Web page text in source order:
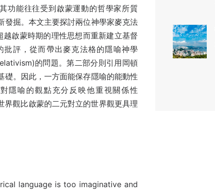
功能往往受到啟蒙運動的哲學家所質
發掘。本文主要探討兩位神學家麥克法
啟蒙時期的理性思想而重新建立基督
評，從而帶出麥克法格的隱喻神學
的問題。第二部分則引用岡頓
礎。因此，一方面能保存隱喻的能動性
隱喻的觀點充分反映他重視關係性
觀比啟蒙的二元對立的世界觀更具理
language is too imaginative and